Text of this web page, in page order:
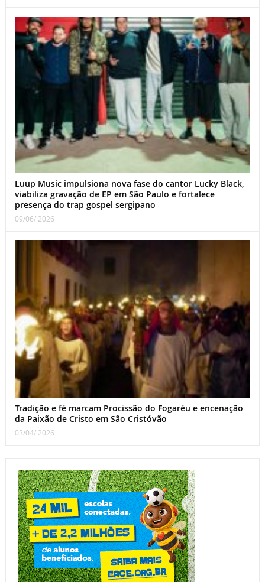
Luup Music impulsiona nova fase do cantor Lucky Black,
viabiliza gravação de EP em São Paulo e fortalece
presença do trap gospel sergipano
09/06/ 2026
Tradição e fé marcam Procissão do Fogaréu e encenação
da Paixão de Cristo em São Cristóvão
03/04/ 2026